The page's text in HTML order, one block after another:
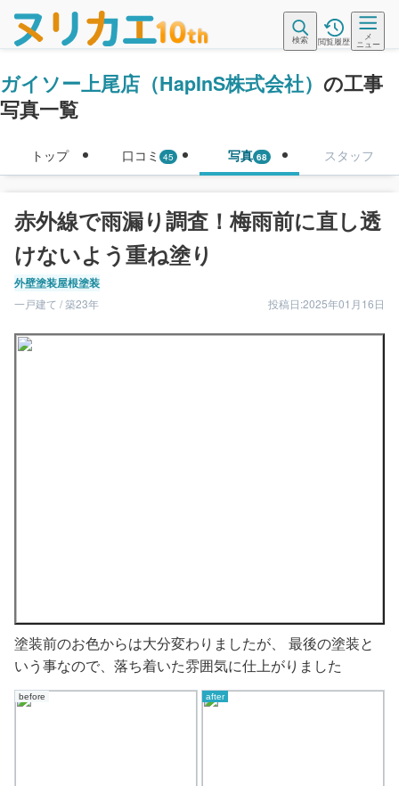
検索 閲覧履歴
メ
ニュー
ガイソー上尾店（HapInS株式会社） の工事
写真一覧
トップ 口コミ 45 写真 68 スタッフ
赤外線で雨漏り調査！梅雨前に直し透
けないよう重ね塗り
外壁塗装屋根塗装
一戸建て / 築23年 投稿日:2025年01月16日
塗装前のお色からは大分変わりましたが、 最後の塗装と
いう事なので、落ち着いた雰囲気に仕上がりました
before after